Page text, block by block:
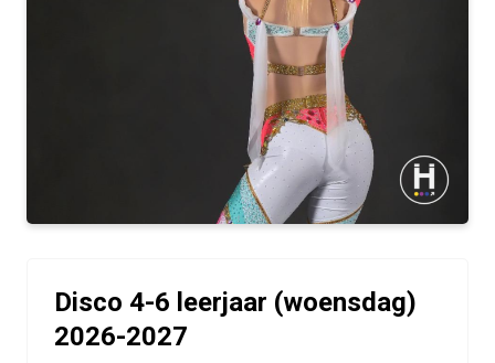
Disco 4-6 leerjaar (woensdag)
2026-2027